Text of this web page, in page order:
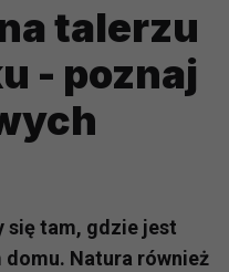
talerzu
- poznaj
się tam, gdzie jest
domu. Natura również